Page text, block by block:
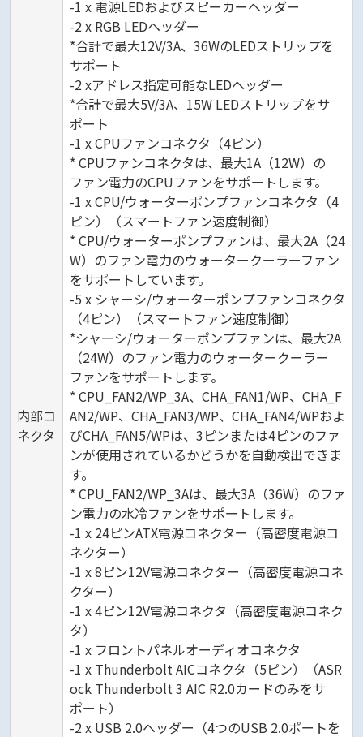
内部コ
ネクタ
-1 x 電源LEDおよびスピーカーヘッダー
-2 x RGB LEDヘッダー
*合計で最大12V/3A、36WのLEDストリップを
サポート
-2 xアドレス指定可能なLEDヘッダー
*合計で最大5V/3A、15W LEDストリップをサ
ポート
-1 x CPUファンコネクタ（4ピン）
* CPUファンコネクタは、最大1A（12W）の
ファン電力のCPUファンをサポートします。
-1 x CPU/ウォーターポンプファンコネクタ（4
ピン）（スマートファン速度制御）
* CPU/ウォーターポンプファンは、最大2A（24
W）のファン電力のウォータークーラーファン
をサポートしています。
-5 x シャーシ/ウォーターポンプファンコネクタ
（4ピン）（スマートファン速度制御）
*シャーシ/ウォーターポンプファンは、最大2A
（24W）のファン電力のウォータークーラー
ファンをサポートします。
* CPU_FAN2/WP_3A、CHA_FAN1/WP、CHA_F
AN2/WP、CHA_FAN3/WP、CHA_FAN4/WPおよ
びCHA_FAN5/WPは、3ピンまたは4ピンのファ
ンが使用されているかどうかを自動検出できま
す。
* CPU_FAN2/WP_3Aは、最大3A（36W）のファ
ン電力の水冷ファンをサポートします。
-1 x 24ピンATX電源コネクター（高密度電源コ
ネクター）
-1 x 8ピン12V電源コネクター（高密度電源コネ
クター）
-1 x 4ピン12V電源コネクタ（高密度電源コネク
タ）
-1 x フロントパネルオーディオコネクタ
-1 x Thunderbolt AICコネクタ（5ピン）（ASR
ock Thunderbolt 3 AIC R2.0カードのみをサ
ポート）
-2 x USB 2.0ヘッダー（4つのUSB 2.0ポートを